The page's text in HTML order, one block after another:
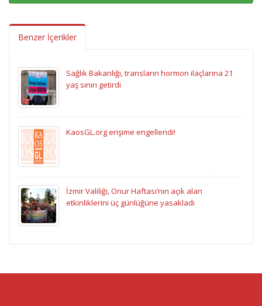
Benzer İçerikler
Sağlık Bakanlığı, transların hormon ilaçlarına 21
yaş sınırı getirdi
KaosGL.org erişime engellendi!
İzmir Valiliği, Onur Haftası’nın açık alan
etkinliklerini üç günlüğüne yasakladı